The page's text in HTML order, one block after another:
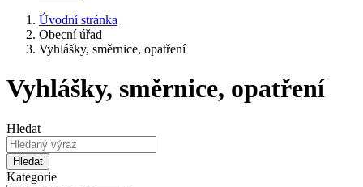
Úvodní stránka
Obecní úřad
Vyhlášky, směrnice, opatření
Vyhlášky, směrnice, opatření
Hledat
Hledat
Kategorie